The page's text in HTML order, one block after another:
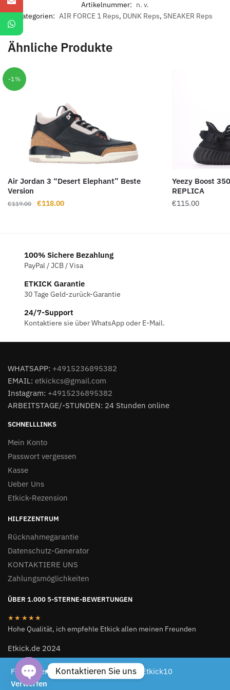
Für begrenzte Zeit 10 % Rabattcode: Etkick10
Verwerfen
Artikelnummer: n. v.
Kategorien: AIR FORCE 1 Reps, DUNK Reps, SNEAKER Reps
Ähnliche Produkte
-1%
Air Jordan 3 “Desert Elephant” Beste
Version
€119.00
Ursprünglicher
€118.00Aktueller
Yeezy Boost
REPLICA
€115.00
100% Sichere Bezahlung
PayPal / JCB / Visa
ETKICK Garantie
30 Tage Geld-zurück-Garantie
24/7-Support
Kontaktiere sie über WhatsApp oder E-Mail.
WHATSAPP: +4915236895382
EMAIL: etkickcs@gmail.com
Instagram: +4915236895382
ARBEITSTAGE/-STUNDEN: 24 Stunden online
SCHNELLLINKS
Mein Konto
Passwort vergessen
Kasse
Ueber Uns
Etkick-Rezension
HILFEZENTRUM
Rücknahmegarantie
Datenschutz-Generator
KONTAKTIERE UNS
Zahlungsmöglichkeiten
ÜBER 1.000 5-STERNE-BEWERTUNGEN
★★★★★
Hohe Qualität, ich empfehle Etkick allen meinen Freunden
Etkick.de 2024
ETKICK.DE 2024
Kontaktieren Sie uns